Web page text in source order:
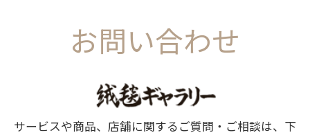
お問い合わせ
サービスや商品、店舗に関するご質問・ご相談は、下